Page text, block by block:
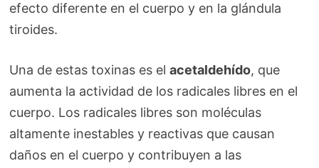
efecto diferente en el cuerpo y en la glándula
tiroides.
Una de estas toxinas es elacetaldehído, que
aumenta la actividad de los radicales libres en el
cuerpo. Los radicales libres son moléculas
altamente inestables y reactivas que causan
daños en el cuerpo y contribuyen a las